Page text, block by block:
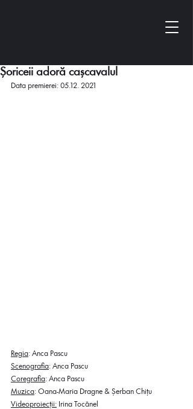
Șoriceii adoră cașcavalul
Data premierei: 05.12. 2021
Regia: Anca Pascu
Scenografia: Anca Pascu
Coregrafia: Anca Pascu
Muzica: Oana-Maria Dragne & Șerban Chițu
Videoproiecții: Irina Tocănel